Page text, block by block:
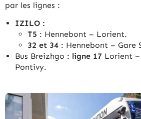
par les lignes :
IZILO :
T5 : Hennebont – Lorient.
32 et 34 : Hennebont – Gare
Bus Breizhgo : ligne 17 Lorient
Pontivy.